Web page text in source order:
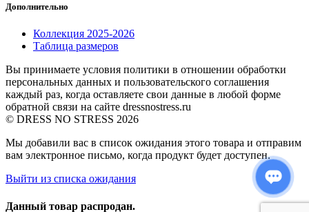
Дополнительно
Коллекция 2025-2026
Таблица размеров
Вы принимаете условия политики в отношении обработки
персональных данных и пользовательского соглашения
каждый раз, когда оставляете свои данные в любой форме
обратной связи на сайте dressnostress.ru
© DRESS NO STRESS 2026
Мы добавили вас в список ожидания этого товара и отправим
вам электронное письмо, когда продукт будет доступен.
Выйти из списка ожидания
Данный товар распродан.